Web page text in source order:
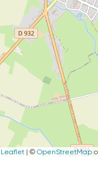
Leaflet | © OpenStreetMap